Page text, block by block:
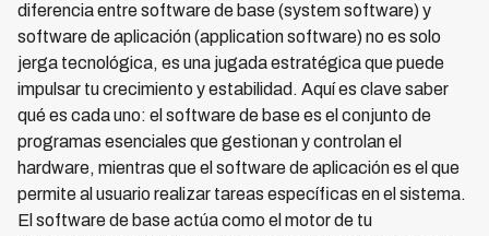
diferencia entre software de base (system software) y
software de aplicación (application software) no es solo
jerga tecnológica, es una jugada estratégica que puede
impulsar tu crecimiento y estabilidad. Aquí es clave saber
qué es cada uno: el software de base es el conjunto de
programas esenciales que gestionan y controlan el
hardware, mientras que el software de aplicación es el que
permite al usuario realizar tareas específicas en el sistema.
El software de base actúa como el motor de tu